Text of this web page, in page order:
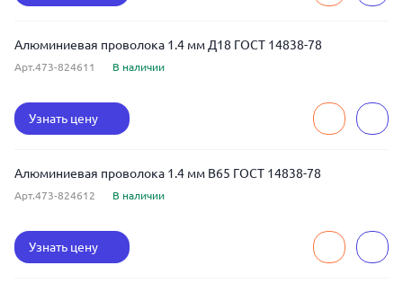
Алюминиевая проволока 1.4 мм Д18 ГОСТ 14838-78
Арт.473-824611 В наличии
Узнать цену
Алюминиевая проволока 1.4 мм В65 ГОСТ 14838-78
Арт.473-824612 В наличии
Узнать цену